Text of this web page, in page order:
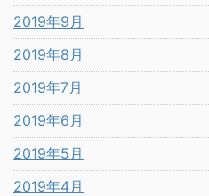
2019年9月
2019年8月
2019年7月
2019年6月
2019年5月
2019年4月